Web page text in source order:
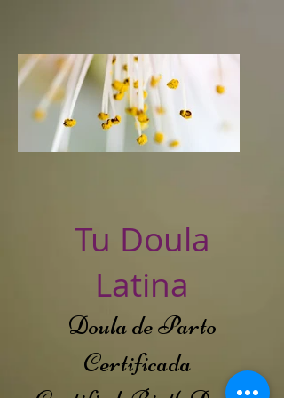
Tu Doula
Latina
Doula de Parto
Certificada